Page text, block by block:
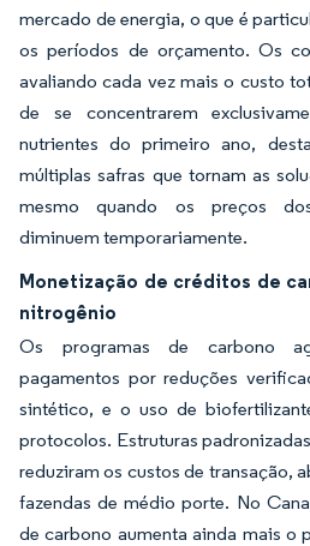
mercado de energia, o que é
os períodos de orçamento. Os
avaliando cada vez mais o custo
de se concentrarem
nutrientes do primeiro ano,
múltiplas safras que tornam as
mesmo quando os preços
diminuem temporariamente.
Monetização de créditos de
nitrogênio
Os programas de carbono
pagamentos por reduções
sintético, e o uso de
protocolos. Estruturas
reduziram os custos de transação,
fazendas de médio porte. No
de carbono aumenta ainda mais o